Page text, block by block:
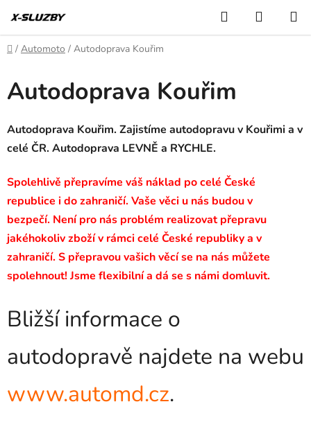
na
obsah
Hledat
KOŠÍK
Domů
/ Automoto / Autodoprava Kouřim
Autodoprava Kouřim
Autodoprava Kouřim. Zajistíme autodopravu v Kouřimi a v
celé ČR. Autodoprava LEVNĚ a RYCHLE.
Spolehlivě přepravíme váš náklad po celé České
republice i do zahraničí. Vaše věci u nás budou v
bezpečí. Není pro nás problém realizovat přepravu
jakéhokoliv zboží v rámci celé České republiky a v
zahraničí. S přepravou vašich věcí se na nás můžete
spolehnout! Jsme flexibilní a dá se s námi domluvit.
Bližší informace o
autodopravě najdete na webu
www.automd.cz.